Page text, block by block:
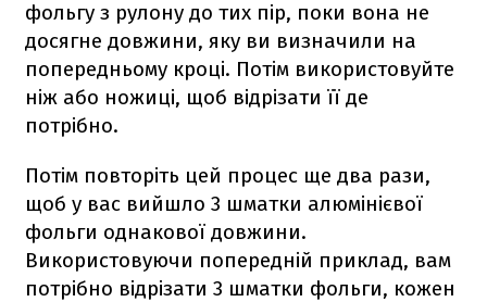
фольгу з рулону до тих пір, поки вона не
досягне довжини, яку ви визначили на
попередньому кроці. Потім використовуйте
ніж або ножиці, щоб відрізати її де
потрібно.
Потім повторіть цей процес ще два рази,
щоб у вас вийшло 3 шматки алюмінієвої
фольги однакової довжини.
Використовуючи попередній приклад, вам
потрібно відрізати 3 шматки фольги, кожен